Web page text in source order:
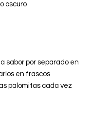
oscuro
sabor por separado en
en frascos
palomitas cada vez